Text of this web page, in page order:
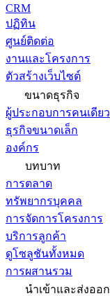
CRM
ปฏิทิน
ศูนย์ติดต่อ
งานและโครงการ
ตัวสร้างเว็บไซต์
ขนาดธุรกิจ
ผู้ประกอบการคนเดียว
ธุรกิจขนาดเล็ก
องค์กร
บทบาท
การตลาด
ทรัพยากรบุคคล
การจัดการโครงการ
บริการลูกค้า
ดูโซลูชันทั้งหมด
การผสานรวม
นำเข้าและส่งออก